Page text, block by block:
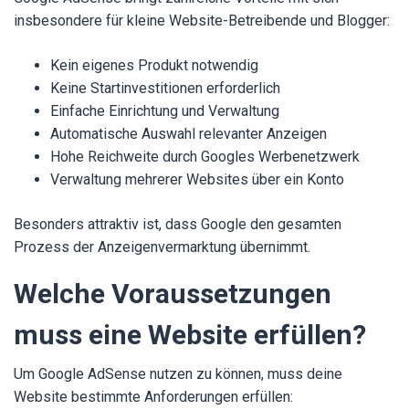
insbesondere für kleine Website-Betreibende und Blogger:
Kein eigenes Produkt notwendig
Keine Startinvestitionen erforderlich
Einfache Einrichtung und Verwaltung
Automatische Auswahl relevanter Anzeigen
Hohe Reichweite durch Googles Werbenetzwerk
Verwaltung mehrerer Websites über ein Konto
Besonders attraktiv ist, dass Google den gesamten
Prozess der Anzeigenvermarktung übernimmt.
Welche Voraussetzungen
muss eine Website erfüllen?
Um Google AdSense nutzen zu können, muss deine
Website bestimmte Anforderungen erfüllen: